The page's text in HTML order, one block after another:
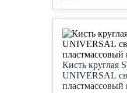
Кисть круглая
UNIVERSAL
пластмассовый